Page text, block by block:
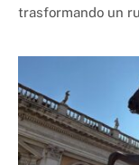
trasformando un